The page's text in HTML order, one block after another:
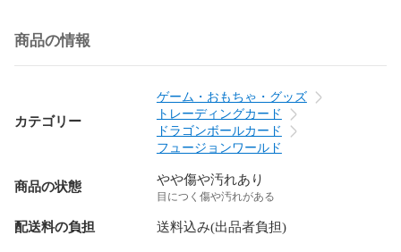
商品の情報
カテゴリー
ゲーム・おもちゃ・グッズ
トレーディングカード
ドラゴンボールカード
フュージョンワールド
商品の状態 やや傷や汚れあり
目につく傷や汚れがある
配送料の負担 送料込み(出品者負担)